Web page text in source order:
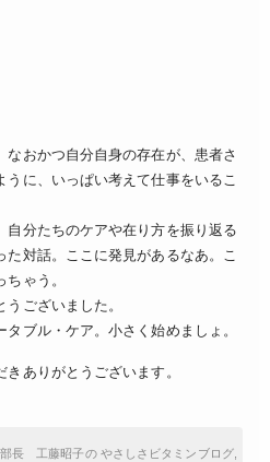
なおかつ自分自身の存在が、患者さ
うに、いっぱい考えて仕事をいるこ
自分たちのケアや在り方を振り返る
た対話。ここに発見があるなあ。こ
ゃう。
ございました。
ブル・ケア。小さく始めましょ。
ありがとうございます。
長 工藤昭子の やさしさビタミンブログ,